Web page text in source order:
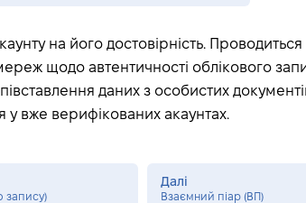
на його достовірність.
щодо автентичності облікового
даних з особистих
у вже верифікованих акаунтах.
запису)
Далі
Взаємний піар (ВП)